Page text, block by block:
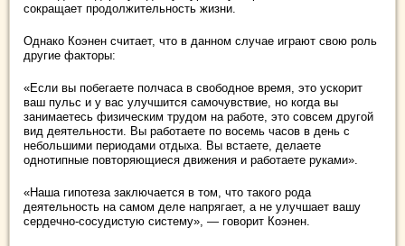
сокращает продолжительность жизни.
Однако Коэнен считает, что в данном случае играют свою роль
другие факторы:
«Если вы побегаете полчаса в свободное время, это ускорит
ваш пульс и у вас улучшится самочувствие, но когда вы
занимаетесь физическим трудом на работе, это совсем другой
вид деятельности. Вы работаете по восемь часов в день с
небольшими периодами отдыха. Вы встаете, делаете
однотипные повторяющиеся движения и работаете руками».
«Наша гипотеза заключается в том, что такого рода
деятельность на самом деле напрягает, а не улучшает вашу
сердечно-сосудистую систему», — говорит Коэнен.